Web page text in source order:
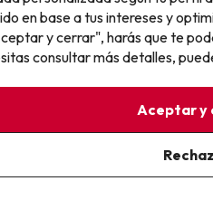
límites con el servicio Todo
con una propuesta
Platos para todos los
del snack bar con
tus vacaciones.
régimen!
en base a tus intereses y
y cerrar", harás que te
consultar más detalles,
Aceptar y